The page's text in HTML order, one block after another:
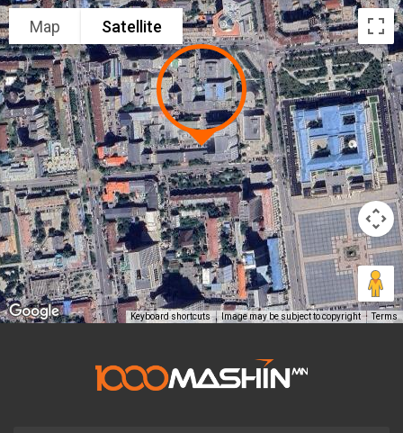
Map Satellite
Keyboard shortcuts Image may be subject to copyright Terms